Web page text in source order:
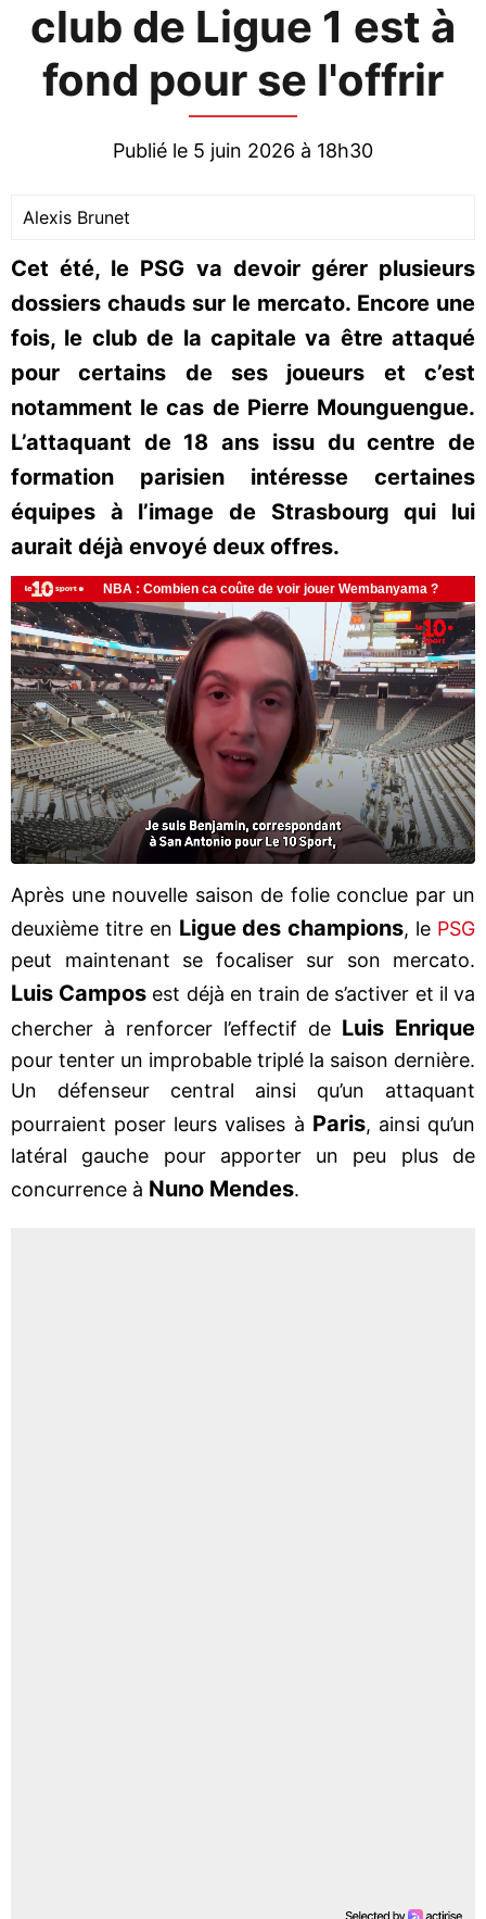
club de Ligue 1 est à
fond pour se l'offrir
Publié le 5 juin 2026 à 18h30
Alexis Brunet
Cet été, le PSG va devoir gérer plusieurs
dossiers chauds sur le mercato. Encore une
fois, le club de la capitale va être attaqué
pour certains de ses joueurs et c’est
notamment le cas de Pierre Mounguengue.
L’attaquant de 18 ans issu du centre de
formation parisien intéresse certaines
équipes à l’image de Strasbourg qui lui
aurait déjà envoyé deux offres.
Après une nouvelle saison de folie conclue par un
deuxième titre en Ligue des champions, le PSG
peut maintenant se focaliser sur son mercato.
Luis Campos est déjà en train de s’activer et il va
chercher à renforcer l’effectif de Luis Enrique
pour tenter un improbable triplé la saison dernière.
Un défenseur central ainsi qu’un attaquant
pourraient poser leurs valises à Paris, ainsi qu’un
latéral gauche pour apporter un peu plus de
concurrence à Nuno Mendes.